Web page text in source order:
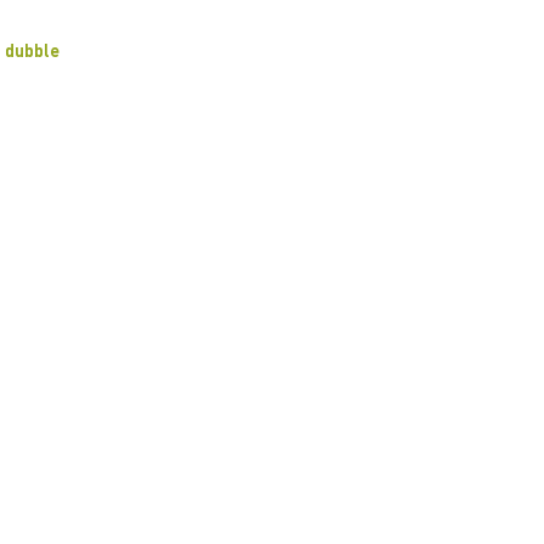
dubble